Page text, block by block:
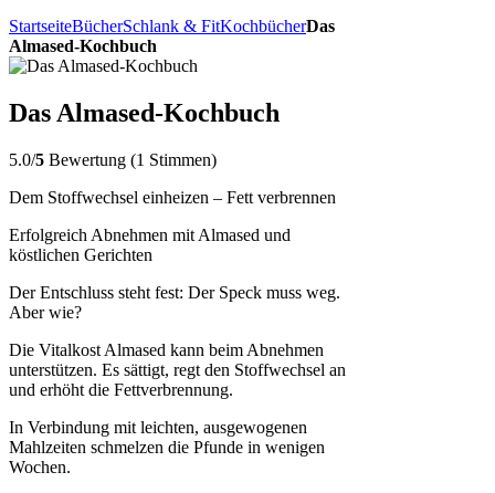
StartseiteBücherSchlank & FitKochbücherDas
Almased-Kochbuch
Das Almased-Kochbuch
5.0/5 Bewertung (1 Stimmen)
Dem Stoffwechsel einheizen – Fett verbrennen
Erfolgreich Abnehmen mit Almased und
köstlichen Gerichten
Der Entschluss steht fest: Der Speck muss weg.
Aber wie?
Die Vitalkost Almased kann beim Abnehmen
unterstützen. Es sättigt, regt den Stoffwechsel an
und erhöht die Fettverbrennung.
In Verbindung mit leichten, ausgewogenen
Mahlzeiten schmelzen die Pfunde in wenigen
Wochen.